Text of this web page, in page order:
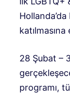
Hollanda’da
28 Şubat –
programı,